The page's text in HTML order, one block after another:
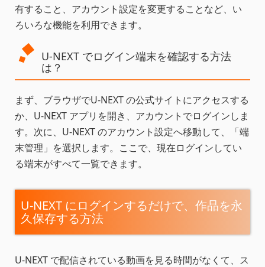
有すること、アカウント設定を変更することなど、い
ろいろな機能を利用できます。
U-NEXT でログイン端末を確認する方法
は？
まず、ブラウザでU-NEXT の公式サイトにアクセスする
か、U-NEXT アプリを開き、アカウントでログインしま
す。次に、U-NEXT のアカウント設定へ移動して、「端
末管理」を選択します。ここで、現在ログインしてい
る端末がすべて一覧できます。
U-NEXT にログインするだけで、作品を永
久保存する方法
U-NEXT で配信されている動画を見る時間がなくて、ス